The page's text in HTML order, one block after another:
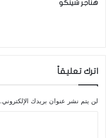
هناجر شينكو
اترك تعليقاً
لن يتم نشر عنوان بريدك الإلكتروني.